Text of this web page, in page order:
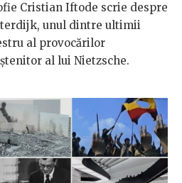
Cristian Iftode scrie despre
unul dintre ultimii
al provocărilor
al lui Nietzsche.